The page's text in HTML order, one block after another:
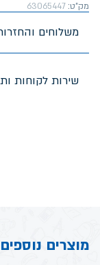
מק"ט:63065447
משלוחים
שירות לקוחות
מוצרים